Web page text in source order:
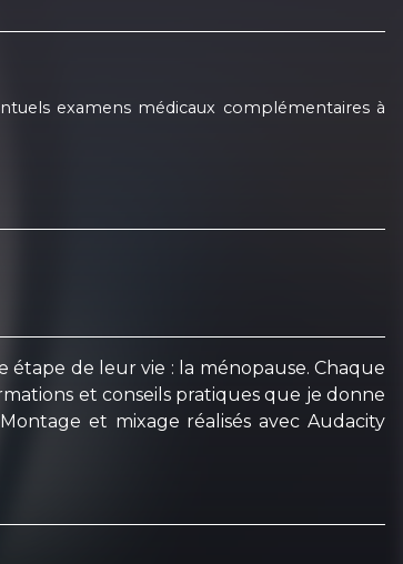
examens médicaux complémentaires à
de leur vie : la ménopause. Chaque
et conseils pratiques que je donne
et mixage réalisés avec Audacity